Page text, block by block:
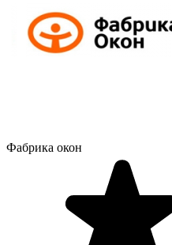
Фабрика окон